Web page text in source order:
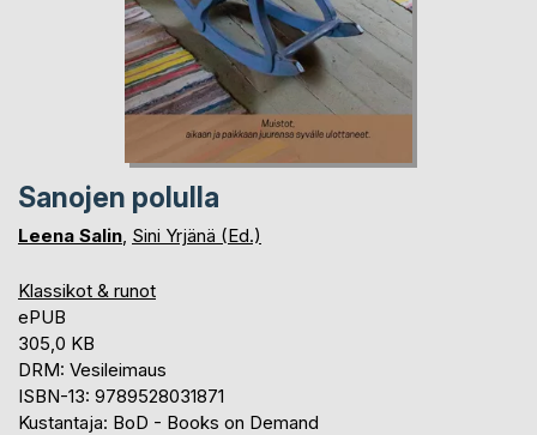
Sanojen polulla
Leena Salin Sini Yrjänä (Ed.)
Klassikot & runot
ePUB
305,0 KB
DRM: Vesileimaus
ISBN-13: 9789528031871
Kustantaja: BoD - Books on Demand